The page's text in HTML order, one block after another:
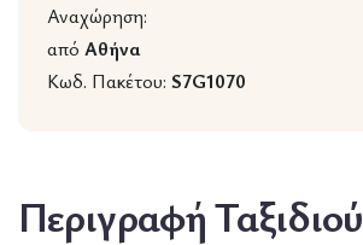
Αναχώρηση:
από Αθήνα
Κωδ. Πακέτου: S7G1070
Περιγραφή Ταξιδιού